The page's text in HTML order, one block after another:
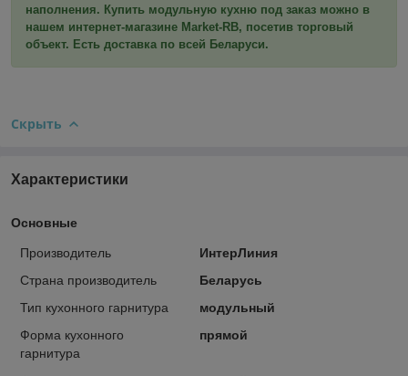
наполнения. Купить модульную кухню под заказ можно в
нашем интернет-магазине Market-RB, посетив торговый
объект. Есть доставка по всей Беларуси.
Скрыть
Характеристики
Основные
Производитель
ИнтерЛиния
Страна производитель
Беларусь
Тип кухонного гарнитура
модульный
Форма кухонного
гарнитура
прямой